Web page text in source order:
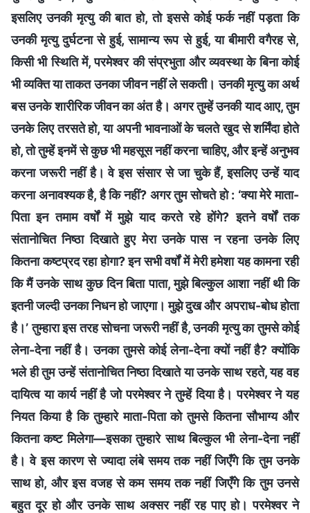
इसलिए उनकी मृत्यु की बात हो, तो इससे कोई फर्क नहीं पड़ता कि
उनकी मृत्यु दुर्घटना से हुई, सामान्य रूप से हुई, या बीमारी वगैरह से,
किसी भी स्थिति में, परमेश्वर की संप्रभुता और व्यवस्था के बिना कोई
भी व्यक्ति या ताकत उनका जीवन नहीं ले सकती। उनकी मृत्यु का अर्थ
बस उनके शारीरिक जीवन का अंत है। अगर तुम्हें उनकी याद आए, तुम
उनके लिए तरसते हो, या अपनी भावनाओं के चलते खुद से शर्मिंदा होते
हो, तो तुम्हें इनमें से कुछ भी महसूस नहीं करना चाहिए, और इन्हें अनुभव
करना जरूरी नहीं है। वे इस संसार से जा चुके हैं, इसलिए उन्हें याद
करना अनावश्यक है, है कि नहीं? अगर तुम सोचते हो : ‘क्या मेरे माता-
पिता इन तमाम वर्षों में मुझे याद करते रहे होंगे? इतने वर्षों तक
संतानोचित निष्ठा दिखाते हुए मेरा उनके पास न रहना उनके लिए
कितना कष्टप्रद रहा होगा? इन सभी वर्षों में मेरी हमेशा यह कामना रही
कि मैं उनके साथ कुछ दिन बिता पाता, मुझे बिल्कुल आशा नहीं थी कि
इतनी जल्दी उनका निधन हो जाएगा। मुझे दुख और अपराध-बोध होता
है।’ तुम्हारा इस तरह सोचना जरूरी नहीं है, उनकी मृत्यु का तुमसे कोई
लेना-देना नहीं है। उनका तुमसे कोई लेना-देना क्यों नहीं है? क्योंकि
भले ही तुम उन्हें संतानोचित निष्ठा दिखाते या उनके साथ रहते, यह वह
दायित्व या कार्य नहीं है जो परमेश्वर ने तुम्हें दिया है। परमेश्वर ने यह
नियत किया है कि तुम्हारे माता-पिता को तुमसे कितना सौभाग्य और
कितना कष्ट मिलेगा—इसका तुम्हारे साथ बिल्कुल भी लेना-देना नहीं
है। वे इस कारण से ज्यादा लंबे समय तक नहीं जिएँगे कि तुम उनके
साथ हो, और इस वजह से कम समय तक नहीं जिएँगे कि तुम उनसे
बहुत दूर हो और उनके साथ अक्सर नहीं रह पाए हो। परमेश्वर ने